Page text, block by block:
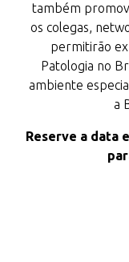
também
os colegas,
permitirão
Patologia no
ambiente
a
Reserve a data